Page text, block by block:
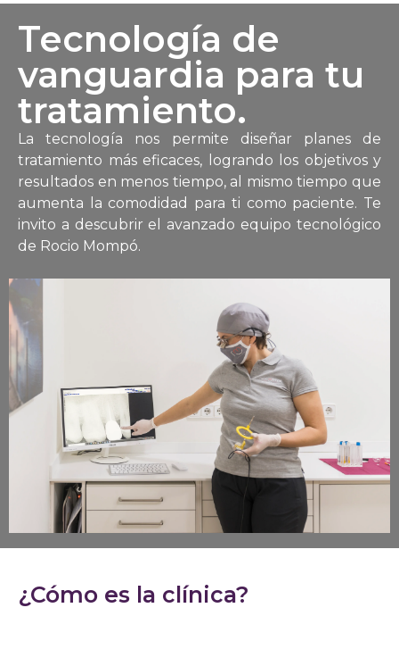
Tecnología de
vanguardia para tu
tratamiento.
La tecnología nos permite diseñar planes de
tratamiento más eficaces, logrando los objetivos y
resultados en menos tiempo, al mismo tiempo que
aumenta la comodidad para ti como paciente. Te
invito a descubrir el avanzado equipo tecnológico
de Rocio Mompó.
¿Cómo es la clínica?